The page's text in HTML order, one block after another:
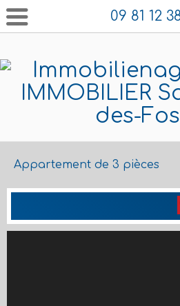
09 81 12
Appartement de 3 pièces